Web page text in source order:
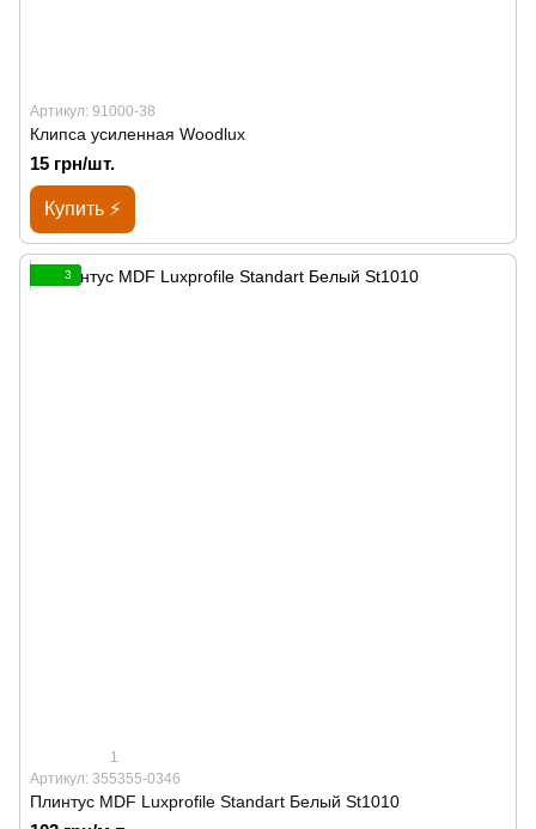
Артикул: 91000-38
Клипса усиленная Woodlux
15 грн/шт.
Купить ⚡
3
1
Артикул: 355355-0346
Плинтус MDF Luxprofile Standart Белый St1010